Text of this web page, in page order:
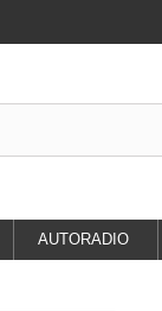
AUTORADIO